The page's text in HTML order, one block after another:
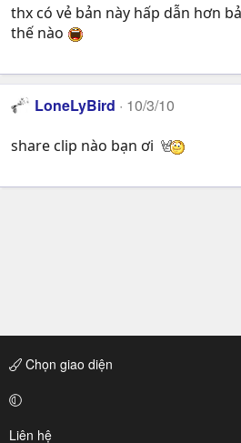
thx có vẻ bản này hấp dẫn hơn
thế nào
LoneLyBird 10/3/10
share clip nào bạn ơi
Chọn giao diện
Liên hệ